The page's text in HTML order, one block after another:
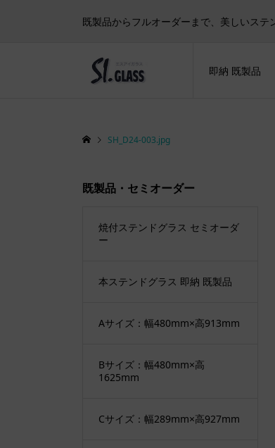
既製品からフルオーダーまで、美しいステ
即納 既製品
SH_D24-003.jpg
既製品・セミオーダー
焼付ステンドグラス セミオーダ
ー
本ステンドグラス 即納 既製品
Aサイズ：幅480mm×高913mm
Bサイズ：幅480mm×高
1625mm
Cサイズ：幅289mm×高927mm